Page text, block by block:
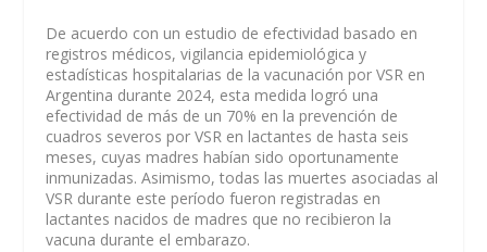
De acuerdo con un estudio de efectividad basado en
registros médicos, vigilancia epidemiológica y
estadísticas hospitalarias de la vacunación por VSR en
Argentina durante 2024, esta medida logró una
efectividad de más de un 70% en la prevención de
cuadros severos por VSR en lactantes de hasta seis
meses, cuyas madres habían sido oportunamente
inmunizadas. Asimismo, todas las muertes asociadas al
VSR durante este período fueron registradas en
lactantes nacidos de madres que no recibieron la
vacuna durante el embarazo.